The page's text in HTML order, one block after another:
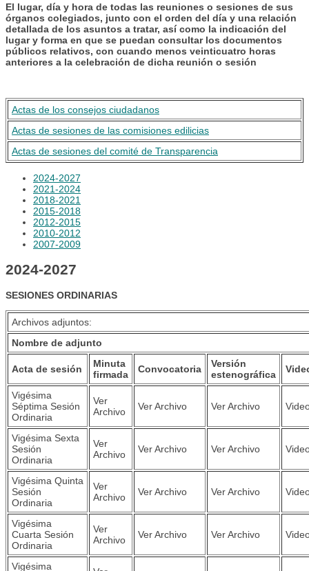
El lugar, día y hora de todas las reuniones o sesiones de sus
órganos colegiados, junto con el orden del día y una relación
detallada de los asuntos a tratar, así como la indicación del
lugar y forma en que se puedan consultar los documentos
públicos relativos, con cuando menos veinticuatro horas
anteriores a la celebración de dicha reunión o sesión
Actas de los consejos ciudadanos
Actas de sesiones de las comisiones edilicias
Actas de sesiones del comité de Transparencia
2024-2027
2021-2024
2018-2021
2015-2018
2012-2015
2010-2012
2007-2009
2024-2027
SESIONES ORDINARIAS
Archivos adjuntos:
Nombre de adjunto
Acta de sesión
Minuta
firmada
Convocatoria
Versión
estenográfica
Vigésima
Séptima Sesión
Ordinaria
Ver
Archivo
Ver Archivo Ver Archivo
Vigésima Sexta
Sesión
Ordinaria
Ver
Archivo
Ver Archivo Ver Archivo
Vigésima Quinta
Sesión
Ordinaria
Ver
Archivo
Ver Archivo Ver Archivo
Vigésima
Cuarta Sesión
Ordinaria
Ver
Archivo
Ver Archivo Ver Archivo
Vigésima